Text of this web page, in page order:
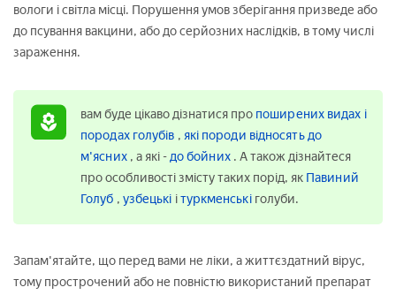
вологи і світла місці. Порушення умов зберігання призведе або
до псування вакцини, або до серйозних наслідків, в тому числі
зараження.
вам буде цікаво дізнатися про поширених видах і
породах голубів , які породи відносять до
м'ясних , а які -до бойних . А також дізнайтеся
про особливості змісту таких порід, як Павиний
Голуб , узбецькі ітуркменські голуби.
Запам'ятайте, що перед вами не ліки, а життєздатний вірус,
тому прострочений або не повністю використаний препарат